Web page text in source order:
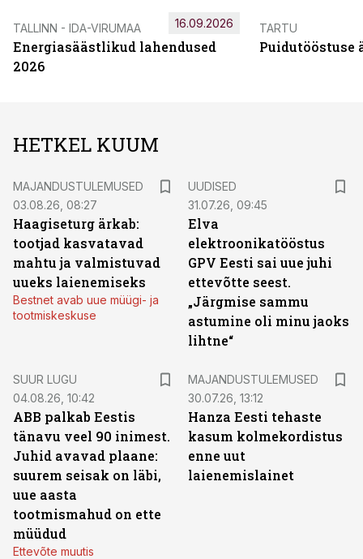
TALLINN - IDA-VIRUMAA
Energiasäästlikud lahendused
2026
16.09.2026 TARTU
Puidutööstuse
HETKEL KUUM
MAJANDUSTULEMUSED
03.08.26, 08:27
Haagiseturg ärkab:
tootjad kasvatavad
mahtu ja valmistuvad
uueks laienemiseks
Bestnet avab uue müügi- ja
tootmiskeskuse
UUDISED
31.07.26, 09:45
Elva
elektroonikatööstus
GPV Eesti sai uue juhi
ettevõtte seest.
„Järgmise sammu
astumine oli minu jaoks
lihtne“
SUUR LUGU
04.08.26, 10:42
ABB palkab Eestis
tänavu veel 90 inimest.
Juhid avavad plaane:
suurem seisak on läbi,
uue aasta
tootmismahud on ette
müüdud
Ettevõte muutis
MAJANDUSTULEMUSED
30.07.26, 13:12
Hanza Eesti tehaste
kasum kolmekordistus
enne uut
laienemislainet